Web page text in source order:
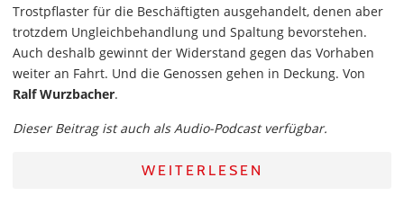
Trostpflaster für die Beschäftigten ausgehandelt, denen aber
trotzdem Ungleichbehandlung und Spaltung bevorstehen.
Auch deshalb gewinnt der Widerstand gegen das Vorhaben
weiter an Fahrt. Und die Genossen gehen in Deckung. Von
Ralf Wurzbacher.
Dieser Beitrag ist auch als Audio-Podcast verfügbar.
WEITERLESEN